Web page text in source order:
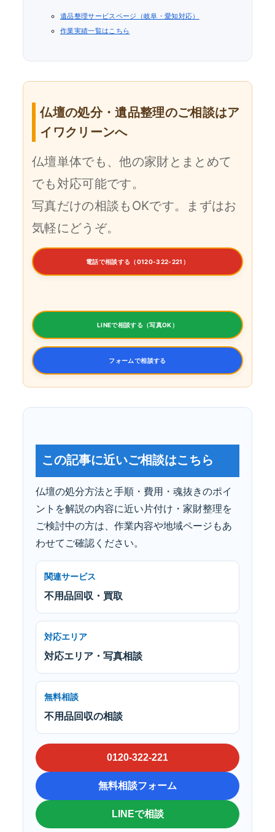
遺品整理サービスページ（岐阜・愛知対応）
作業実績一覧はこちら
仏壇の処分・遺品整理のご相談はア
イワクリーンへ
仏壇単体でも、他の家財とまとめて
でも対応可能です。
写真だけの相談もOKです。まずはお
気軽にどうぞ。
電話で相談する（0120-322-221）
LINEで相談する（写真OK）
フォームで相談する
この記事に近いご相談はこちら
仏壇の処分方法と手順・費用・魂抜きのポイ
ントを解説の内容に近い片付け・家財整理を
ご検討中の方は、作業内容や地域ページもあ
わせてご確認ください。
関連サービス
不用品回収・買取
対応エリア
対応エリア・写真相談
無料相談
不用品回収の相談
0120-322-221
無料相談フォーム
LINEで相談